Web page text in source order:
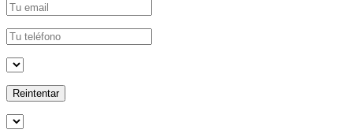
Reintentar